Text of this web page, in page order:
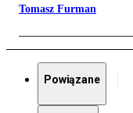
Tomasz Furman
Powiązane